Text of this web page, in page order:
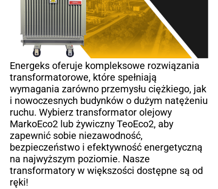
Energeks oferuje kompleksowe rozwiązania
transformatorowe, które spełniają
wymagania zarówno przemysłu ciężkiego, jak
i nowoczesnych budynków o dużym natężeniu
ruchu. Wybierz transformator olejowy
MarkoEco2 lub żywiczny TeoEco2, aby
zapewnić sobie niezawodność,
bezpieczeństwo i efektywność energetyczną
na najwyższym poziomie. Nasze
transformatory w większości dostępne są od
ręki!